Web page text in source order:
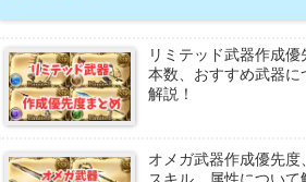
リミテッド武器作成優
本数、おすすめ武器に
解説！
オメガ武器作成優先度